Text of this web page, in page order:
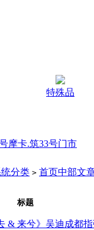
特殊品
摩卡.筑33号门市
分类 > 首页中部文
标题
& 来兮》吴迪成都